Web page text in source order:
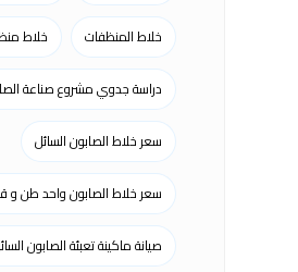
خلاط المنظفات خلاط
دراسة جدوي مشروع صناعة
سعر خلاط الصابون السائل
سعر خلاط الصابون واحد طن و
صيانة ماكينة تعبئة الصابون